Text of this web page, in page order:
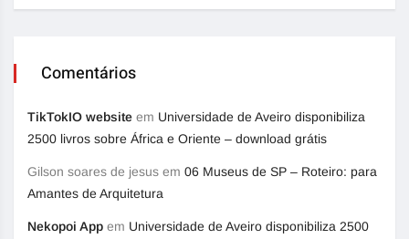
Comentários
TikTokIO website em Universidade de Aveiro disponibiliza
2500 livros sobre África e Oriente – download grátis
Gilson soares de jesus em 06 Museus de SP – Roteiro: para
Amantes de Arquitetura
Nekopoi App em Universidade de Aveiro disponibiliza 2500